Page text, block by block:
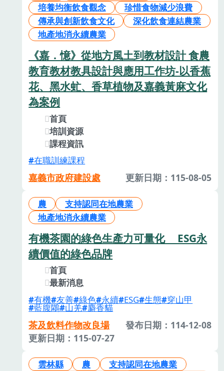
培養均衡飲食觀念
珍惜食物減少浪費
傳承與創新飲食文化
深化飲食連結農業
地產地消永續農業
《嘉．憶》從地方風土到教材設計 食農
教育教材教具設計與應用工作坊-以香蕉
花、黑水虻、香草植物及嘉義黃麻文化
為案例
首頁
培訓資源
課程資訊
在職訓練課程
嘉義市政府建設處 更新日期：115-08-05
農
支持認同在地農業
地產地消永續農業
有機茶園的綠色生產力可量化 ESG永
續價值的綠色品牌
首頁
最新消息
有機 友善 綠色 永續 ESG 生態 穿山甲
藍腹鷴 山羌 麝香貓
茶及飲料作物改良場
發布日期：114-12-08
更新日期：115-07-27
雲林縣 農
支持認同在地農業